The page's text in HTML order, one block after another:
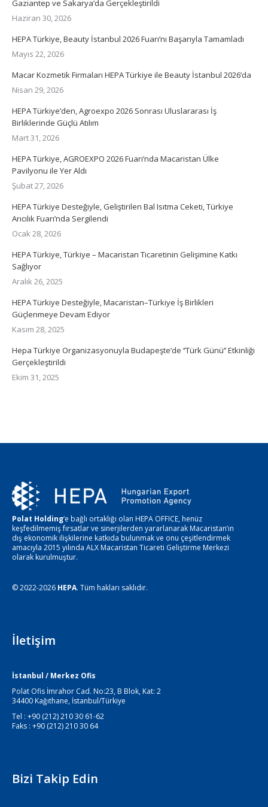
Gaziantep ve Sakarya’da Gerçekleştirildi
Haziran 30, 2026
HEPA Türkiye, Beauty İstanbul 2026 Fuarı’nı Başarıyla Tamamladı
Mayıs 22, 2026
Macar Kozmetik Firmaları HEPA Türkiye ile Beauty İstanbul 2026’da
Nisan 29, 2026
HEPA Türkiye’den, Agroexpo 2026 Sonrası Uluslararası İş
Birliklerinde Güçlü Atılım
Mart 31, 2026
HEPA Türkiye, AGROEXPO 2026 Fuarı’nda Macaristan Ülke
Pavilyonu ile Yer Aldı
Şubat 27, 2026
HEPA Türkiye Desteğiyle, Geliştirilen Bal Isıtma Ceketi, Türkiye
Arıcılık Fuarı’nda Sergilendi
Ocak 28, 2026
HEPA Türkiye, Türkiye – Macaristan Ticaretinin Gelişimine Katkı
Sağlıyor
Aralık 26, 2025
HEPA Türkiye Desteğiyle, Macaristan–Türkiye İş Birlikleri
Güçlenmeye Devam Ediyor
Kasım 28, 2025
Hepa Türkiye Organizasyonuyla Budapeşte’de ‘’Türk Günü’’ Etkinliği
Gerçekleştirildi
Ekim 31, 2025
Polat Holding‘e bağlı ortaklığı olan HEPA OFFICE, henüz
keşfedilmemiş fırsatlar ve sinerjilerden yararlanarak Macaristan’ın
dış ekonomik ilişkilerine katkıda bulunmak ve onu çeşitlendirmek
amacıyla 2015 yılında ALX Macaristan Ticareti Geliştirme Merkezi
olarak kurulmuştur.
© 2022-2026 HEPA. Tüm hakları saklıdır.
İletişim
İstanbul / Merkez Ofis
Polat Ofis İmrahor Cad. No:23, B Blok, Kat: 2
34400 Kağıthane, İstanbul/Türkiye
Tel : +90 (212) 210 30 61-62
Faks : +90 (212) 210 30 64
Bizi Takip Edin